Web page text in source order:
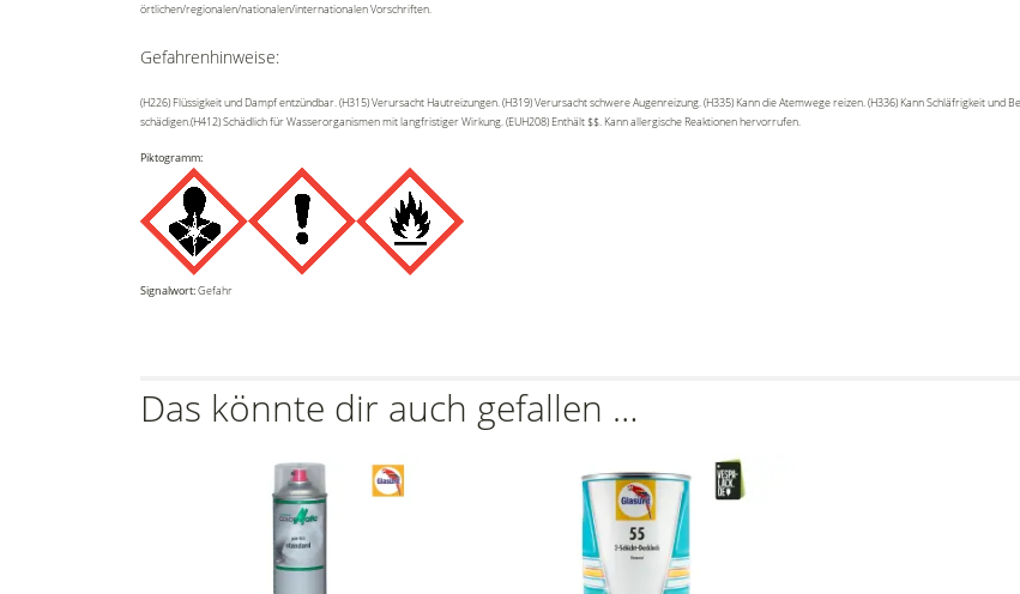
örtlichen/regionalen/nationalen/internationalen Vorschriften.
Gefahrenhinweise:
(H226) Flüssigkeit und Dampf entzündbar. (H315) Verursacht Hautreizungen. (H319) Verursacht schwere Augenreizung. (H335) Kann die Atemwege reizen. (H336) Kann Schläfrigkeit
schädigen.(H412) Schädlich für Wasserorganismen mit langfristiger Wirkung. (EUH208) Enthält $$. Kann allergische Reaktionen hervorrufen.
Piktogramm:
Signalwort:Gefahr
Das könnte dir auch gefallen …